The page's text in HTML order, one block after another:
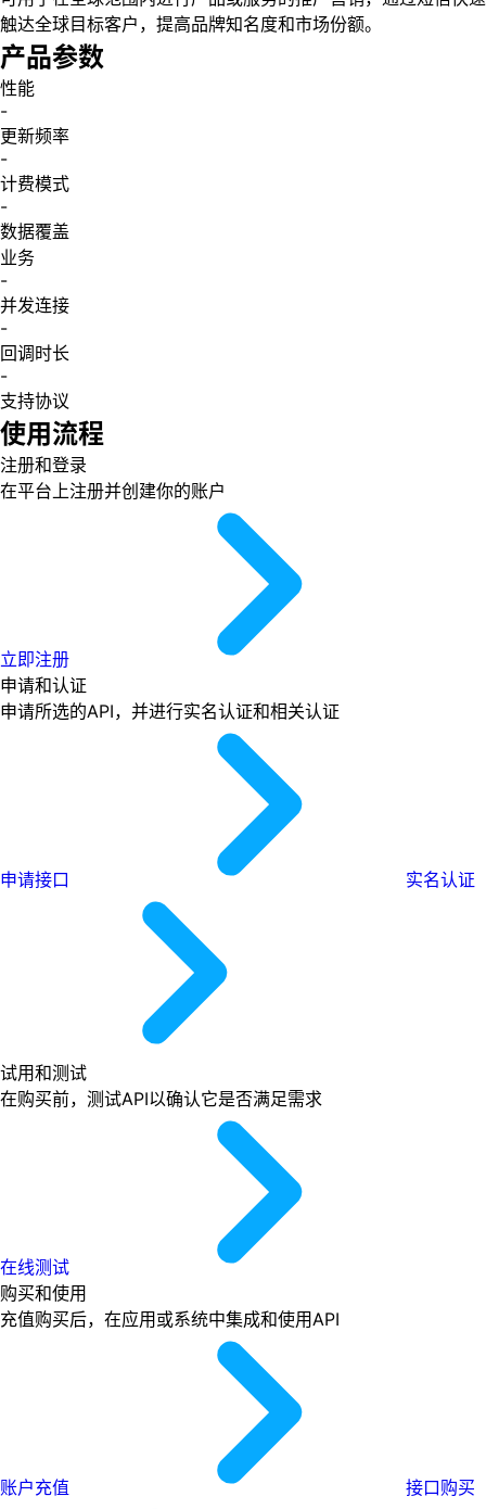
触达全球目标客户，提高品牌知名度和市场份额。
产品参数
性能
-
更新频率
-
计费模式
-
数据覆盖
业务
-
并发连接
-
回调时长
-
支持协议
使用流程
注册和登录
在平台上注册并创建你的账户
立即注册
申请和认证
申请所选的API，并进行实名认证和相关认证
申请接口 实名认证
试用和测试
在购买前，测试API以确认它是否满足需求
在线测试
购买和使用
充值购买后，在应用或系统中集成和使用API
账户充值 接口购买